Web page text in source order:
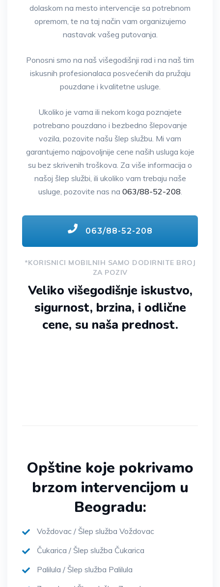
dolaskom na mesto intervencije sa potrebnom
opremom, te na taj način vam organizujemo
nastavak vašeg putovanja.
Ponosni smo na naš višegodišnji rad i na naš tim
iskusnih profesionalaca posvećenih da pružaju
pouzdane i kvalitetne usluge.
Ukoliko je vama ili nekom koga poznajete
potrebano pouzdano i bezbedno šlepovanje
vozila, pozovite našu šlep službu. Mi vam
garantujemo najpovoljnije cene naših usluga koje
su bez skrivenih troškova. Za više informacija o
našoj šlep službi, ili ukoliko vam trebaju naše
usluge, pozovite nas na 063/88-52-208.
063/88-52-208
*KORISNICI MOBILNIH SAMO DODIRNITE BROJ
ZA POZIV
Veliko višegodišnje iskustvo,
sigurnost, brzina, i odlične
cene, su naša prednost.
Opštine koje pokrivamo
brzom intervencijom u
Beogradu:
Voždovac / Šlep služba Voždovac
Čukarica / Šlep služba Čukarica
Palilula / Šlep služba Palilula